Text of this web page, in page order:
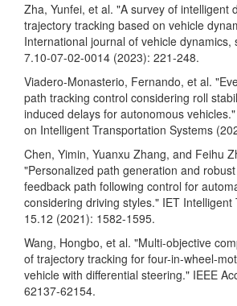
Zha, Yunfei, et al. "A survey of intelligent
trajectory tracking based on vehicle
International journal of vehicle dynamics,
7.10-07-02-0014 (2023): 221-248.
Viadero-Monasterio, Fernando, et al.
path tracking control considering roll
induced delays for autonomous
on Intelligent Transportation Systems
Chen, Yimin, Yuanxu Zhang, and Feihu
"Personalized path generation and
feedback path following control for
considering driving styles." IET Intelligent
15.12 (2021): 1582-1595.
Wang, Hongbo, et al. "Multi-objective
of trajectory tracking for four-in-wheel-
vehicle with differential steering." IEEE
62137-62154.